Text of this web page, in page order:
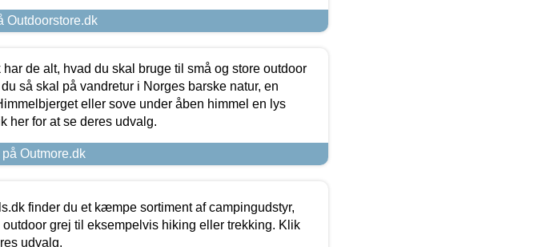
Outdoorstore.dk
har de alt, hvad du skal bruge til små og store outdoor
så skal på vandretur i Norges barske natur, en
eller sove under åben himmel en lys
her for at se deres udvalg.
Outmore.dk
finder du et kæmpe sortiment af campingudstyr,
outdoor grej til eksempelvis hiking eller trekking. Klik
udvalg.